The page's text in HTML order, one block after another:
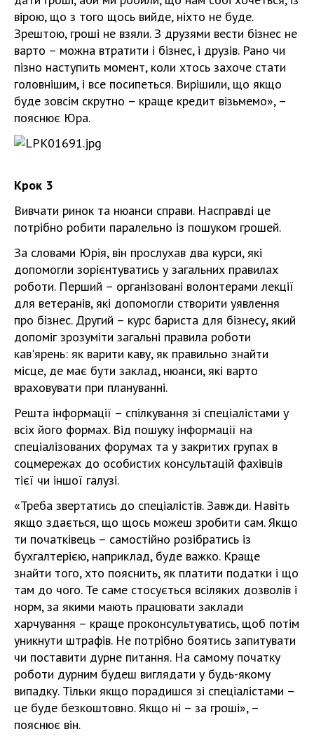
вірою, що з того щось вийде, ніхто не буде.
Зрештою, гроші не взяли. З друзями вести бізнес не
варто – можна втратити і бізнес, і друзів. Рано чи
пізно наступить момент, коли хтось захоче стати
головнішим, і все посипеться. Вирішили, що якщо
буде зовсім скрутно – краще кредит візьмемо», –
пояснює Юра.
Крок 3
Вивчати ринок та нюанси справи. Насправді це
потрібно робити паралельно із пошуком грошей.
За словами Юрія, він прослухав два курси, які
допомогли зорієнтуватись у загальних правилах
роботи. Перший – організовані волонтерами лекції
для ветеранів, які допомогли створити уявлення
про бізнес. Другий – курс бариста для бізнесу, який
допоміг зрозуміти загальні правила роботи
кав'ярень: як варити каву, як правильно знайти
місце, де має бути заклад, нюанси, які варто
враховувати при плануванні.
Решта інформації – спілкування зі спеціалістами у
всіх його формах. Від пошуку інформації на
спеціалізованих форумах та у закритих групах в
соцмережах до особистих консультацій фахівців
тієї чи іншої галузі.
«Треба звертатись до спеціалістів. Завжди. Навіть
якщо здається, що щось можеш зробити сам. Якщо
ти початківець – самостійно розібратись із
бухгалтерією, наприклад, буде важко. Краще
знайти того, хто пояснить, як платити податки і що
там до чого. Те саме стосується всіляких дозволів і
норм, за якими мають працювати заклади
харчування – краще проконсультуватись, щоб потім
уникнути штрафів. Не потрібно боятись запитувати
чи поставити дурне питання. На самому початку
роботи дурним будеш виглядати у будь-якому
випадку. Тільки якщо порадишся зі спеціалістами –
це буде безкоштовно. Якщо ні – за гроші», –
пояснює він.